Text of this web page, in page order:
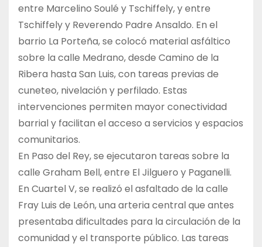
entre Marcelino Soulé y Tschiffely, y entre
Tschiffely y Reverendo Padre Ansaldo. En el
barrio La Porteña, se colocó material asfáltico
sobre la calle Medrano, desde Camino de la
Ribera hasta San Luis, con tareas previas de
cuneteo, nivelación y perfilado. Estas
intervenciones permiten mayor conectividad
barrial y facilitan el acceso a servicios y espacios
comunitarios.
En Paso del Rey, se ejecutaron tareas sobre la
calle Graham Bell, entre El Jilguero y Paganelli.
En Cuartel V, se realizó el asfaltado de la calle
Fray Luis de León, una arteria central que antes
presentaba dificultades para la circulación de la
comunidad y el transporte público. Las tareas